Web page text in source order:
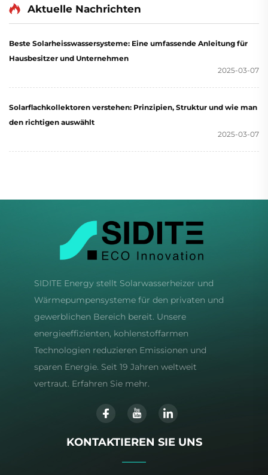
Aktuelle Nachrichten
Beste Solarheisswassersysteme: Eine umfassende Anleitung für
Hausbesitzer und Unternehmen
2025-03-07
Solarflachkollektoren verstehen: Prinzipien, Struktur und wie man
den richtigen auswählt
2025-03-07
SIDITE Energy stellt Solarwasserheizer und
Wärmepumpensysteme für den privaten und
gewerblichen Bereich bereit. Unsere
energieeffizienten, kohlenstoffarmen
Technologien reduzieren Emissionen und
sparen Energie. Seit 19 Jahren weltweit
vertraut. Erfahren Sie mehr.
KONTAKTIEREN SIE UNS